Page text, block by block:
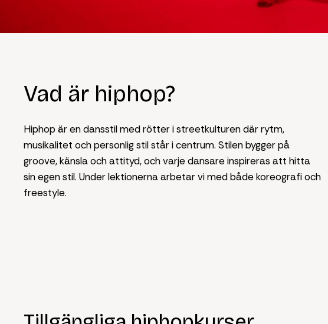
Vad är hiphop?
Hiphop är en dansstil med rötter i streetkulturen där rytm,
musikalitet och personlig stil står i centrum. Stilen bygger på
groove, känsla och attityd, och varje dansare inspireras att hitta
sin egen stil. Under lektionerna arbetar vi med både koreografi och
freestyle.